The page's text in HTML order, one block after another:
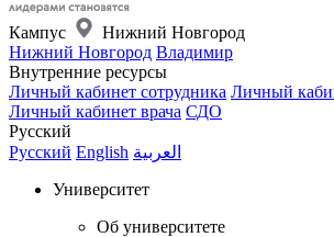
Кампус
Нижний Новгород
Нижний Новгород Владимир
Внутренние ресурсы
Личный кабинет сотрудника Личный
Личный кабинет врача СДО
Русский
Русский English العربية
Университет
Об университете